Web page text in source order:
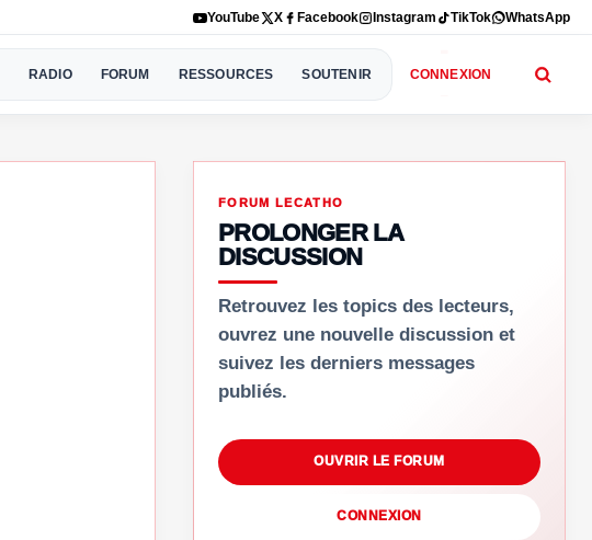
YouTube X Facebook Instagram TikTok WhatsApp
RADIO FORUM RESSOURCES SOUTENIR CONNEXION
FORUM LECATHO
PROLONGER LA
DISCUSSION
Retrouvez les topics des lecteurs,
ouvrez une nouvelle discussion et
suivez les derniers messages
publiés.
OUVRIR LE FORUM
CONNEXION